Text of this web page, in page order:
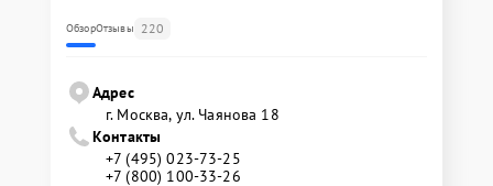
ОбзорОтзывы 220
Адрес
г. Москва, ул. Чаянова 18
Контакты
+7 (495) 023-73-25
+7 (800) 100-33-26